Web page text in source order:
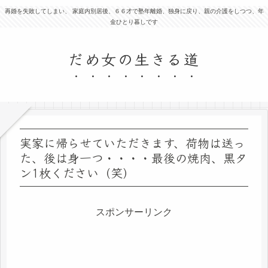
再婚を失敗してしまい、 家庭内別居後、６６才で塾年離婚、独身に戻り、親の介護をしつつ、年
金ひとり暮しです
だめ女の生きる道
実家に帰らせていただきます、荷物は送っ
た、後は身一つ・・・・最後の焼肉、黒タ
ン1枚ください（笑）
スポンサーリンク